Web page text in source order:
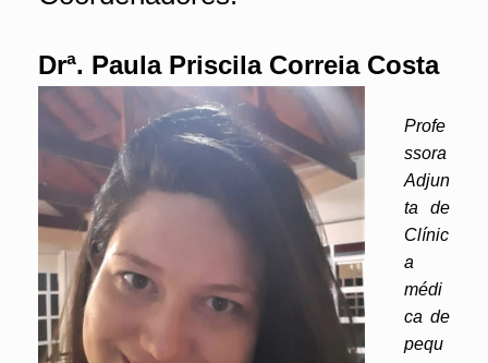
Drª. Paula Priscila Correia Costa
Profe
ssora
Adjun
ta de
Clínic
a
médi
ca de
pequ